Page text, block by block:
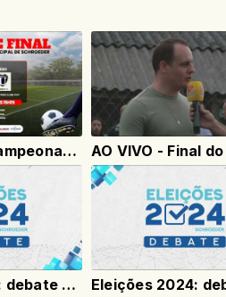
Final do 37º Campeonato Municipal de Futebol de Campo - Schroeder
Eleições 2024: debate com candidatos a vice-prefeito de Schroeder - 26/09/2024